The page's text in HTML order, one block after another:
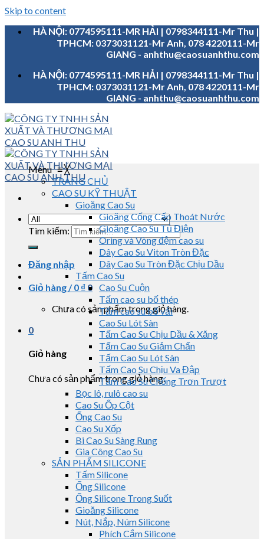
Skip to content
HÀ NỘI: 0774595111-MR HẢI | 0798344111-Mr Thu |
TPHCM: 0373031121-Mr Anh, 078 4220111-Mr
GIANG - anhthu@caosuanhthu.com
HÀ NỘI: 0774595111-MR HẢI | 0798344111-Mr Thu |
TPHCM: 0373031121-Mr Anh, 078 4220111-Mr
GIANG - anhthu@caosuanhthu.com
Tìm kiếm:
Đăng nhập
Giỏ hàng /0 ₫ 0
Chưa có sản phẩm trong giỏ hàng.
0
Giỏ hàng
Chưa có sản phẩm trong giỏ hàng.
Menu≡╳
TRANG CHỦ
CAO SU KỸ THUẬT
Gioăng Cao Su
Gioăng Cống Cấp Thoát Nước
Gioăng Cao Su Tủ Điện
Oring và Vòng đệm cao su
Dây Cao Su Viton Tròn Đặc
Dây Cao Su Tròn Đặc Chịu Dầu
Tấm Cao Su
Cao Su Cuộn
Tấm cao su bố thép
Tấm cao su bố vải
Cao Su Lót Sàn
Tấm Cao Su Chịu Dầu & Xăng
Tấm Cao Su Giảm Chấn
Tấm Cao Su Lót Sàn
Tấm Cao Su Chịu Va Đập
Tấm Cao Su Chống Trơn Trượt
Bọc lô, rulô cao su
Cao Su Ốp Cột
Ống Cao Su
Cao Su Xốp
Bi Cao Su Sàng Rung
Gia Công Cao Su
SẢN PHẨM SILICONE
Tấm Silicone
Ống Silicone
Ống Silicone Trong Suốt
Gioăng Silicone
Nút, Nắp, Núm Silicone
Phích Cắm Silicone